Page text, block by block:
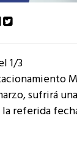
1/3
sufrirá
referida